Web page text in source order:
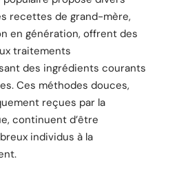
recettes de grand-mère,
en génération, offrent des
traitements
des ingrédients courants
Ces méthodes douces,
reçues par la
continuent d’être
individus à la